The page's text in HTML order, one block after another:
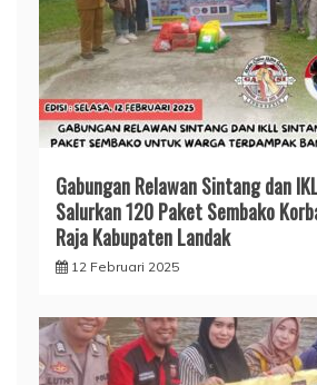
Gabungan Relawan Sintang dan
Salurkan 120 Paket Sembako
Raja Kabupaten Landak
12 Februari 2025